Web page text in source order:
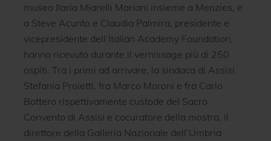
museo Ilaria Miarelli Mariani insieme a Menzies, e
a Steve Acunto e Claudia Palmira, presidente e
vicepresidente dell’Italian Academy Foundation,
hanno ricevuto durante il vernissage più di 250
ospiti. Tra i primi ad arrivare, la sindaca di Assisi
Stefania Proietti, fra Marco Moroni e fra Carlo
Bottero rispettivamente custode del Sacro
Convento di Assisi e cocuratore della mostra, il
direttore della Galleria Nazionale dell’Umbria